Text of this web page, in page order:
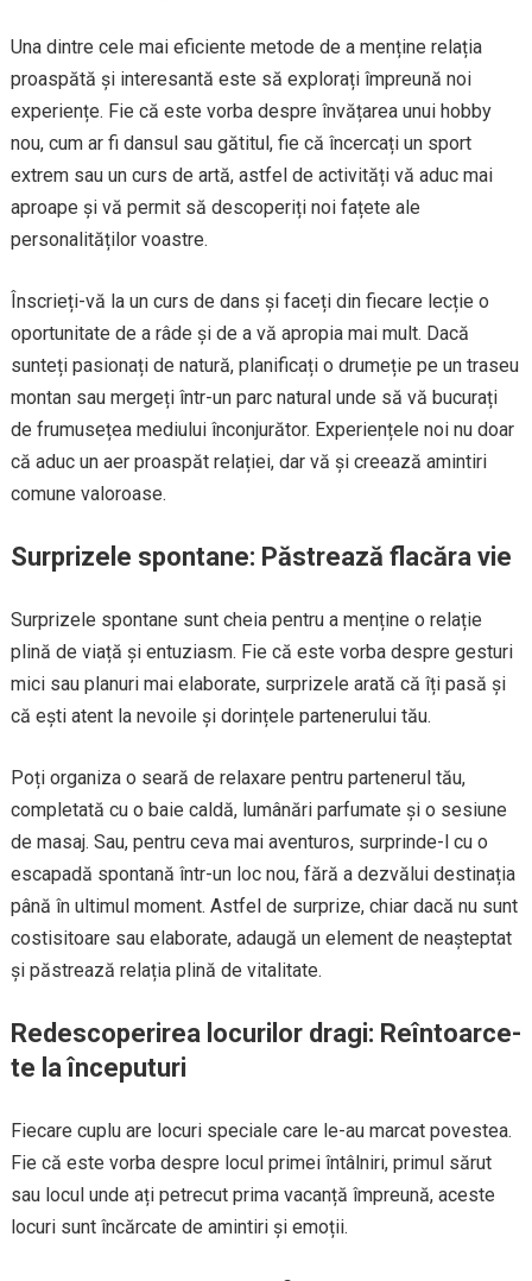
Una dintre cele mai eficiente metode de a menține relația
proaspătă și interesantă este să explorați împreună noi
experiențe. Fie că este vorba despre învățarea unui hobby
nou, cum ar fi dansul sau gătitul, fie că încercați un sport
extrem sau un curs de artă, astfel de activități vă aduc mai
aproape și vă permit să descoperiți noi fațete ale
personalităților voastre.
Înscrieți-vă la un curs de dans și faceți din fiecare lecție o
oportunitate de a râde și de a vă apropia mai mult. Dacă
sunteți pasionați de natură, planificați o drumeție pe un traseu
montan sau mergeți într-un parc natural unde să vă bucurați
de frumusețea mediului înconjurător. Experiențele noi nu doar
că aduc un aer proaspăt relației, dar vă și creează amintiri
comune valoroase.
Surprizele spontane: Păstrează flacăra vie
Surprizele spontane sunt cheia pentru a menține o relație
plină de viață și entuziasm. Fie că este vorba despre gesturi
mici sau planuri mai elaborate, surprizele arată că îți pasă și
că ești atent la nevoile și dorințele partenerului tău.
Poți organiza o seară de relaxare pentru partenerul tău,
completată cu o baie caldă, lumânări parfumate și o sesiune
de masaj. Sau, pentru ceva mai aventuros, surprinde-l cu o
escapadă spontană într-un loc nou, fără a dezvălui destinația
până în ultimul moment. Astfel de surprize, chiar dacă nu sunt
costisitoare sau elaborate, adaugă un element de neașteptat
și păstrează relația plină de vitalitate.
Redescoperirea locurilor dragi: Reîntoarce-
te la începuturi
Fiecare cuplu are locuri speciale care le-au marcat povestea.
Fie că este vorba despre locul primei întâlniri, primul sărut
sau locul unde ați petrecut prima vacanță împreună, aceste
locuri sunt încărcate de amintiri și emoții.